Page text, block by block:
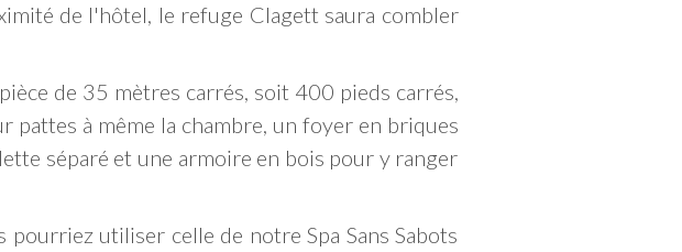
de l'hôtel, le refuge Clagett saura combler
de 35 mètres carrés, soit 400 pieds carrés,
à même la chambre, un foyer en briques
séparé et une armoire en bois pour y ranger
utiliser celle de notre Spa Sans Sabots